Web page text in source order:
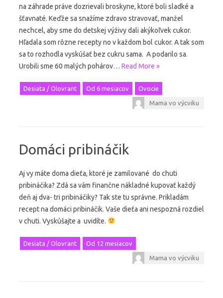
na záhrade práve dozrievali broskyne, ktoré boli sladké a
šťavnaté. Keďže sa snažíme zdravo stravovať, manžel
nechcel, aby sme do detskej výživy dali akýkoľvek cukor.
Hľadala som rôzne recepty no v každom bol cukor. A tak som
sa to rozhodla vyskúšať bez cukru sama. A podarilo sa.
Urobili sme 60 malých pohárov… Read More »
Desiata / Olovrant Od 6 mesiacov Ovocie
Mama vo výcviku
Domáci pribináčik
Aj vy máte doma dieťa, ktoré je zamilované do chuti
pribináčika? Zdá sa vám finančne nákladné kupovať každý
deň aj dva- tri pribináčiky? Tak ste tu správne. Prikladám
recept na domáci pribináčik. Vaše dieťa ani nespozná rozdiel
v chuti. Vyskúšajte a uvidíte.
Desiata / Olovrant Od 12 mesiacov
Mama vo výcviku